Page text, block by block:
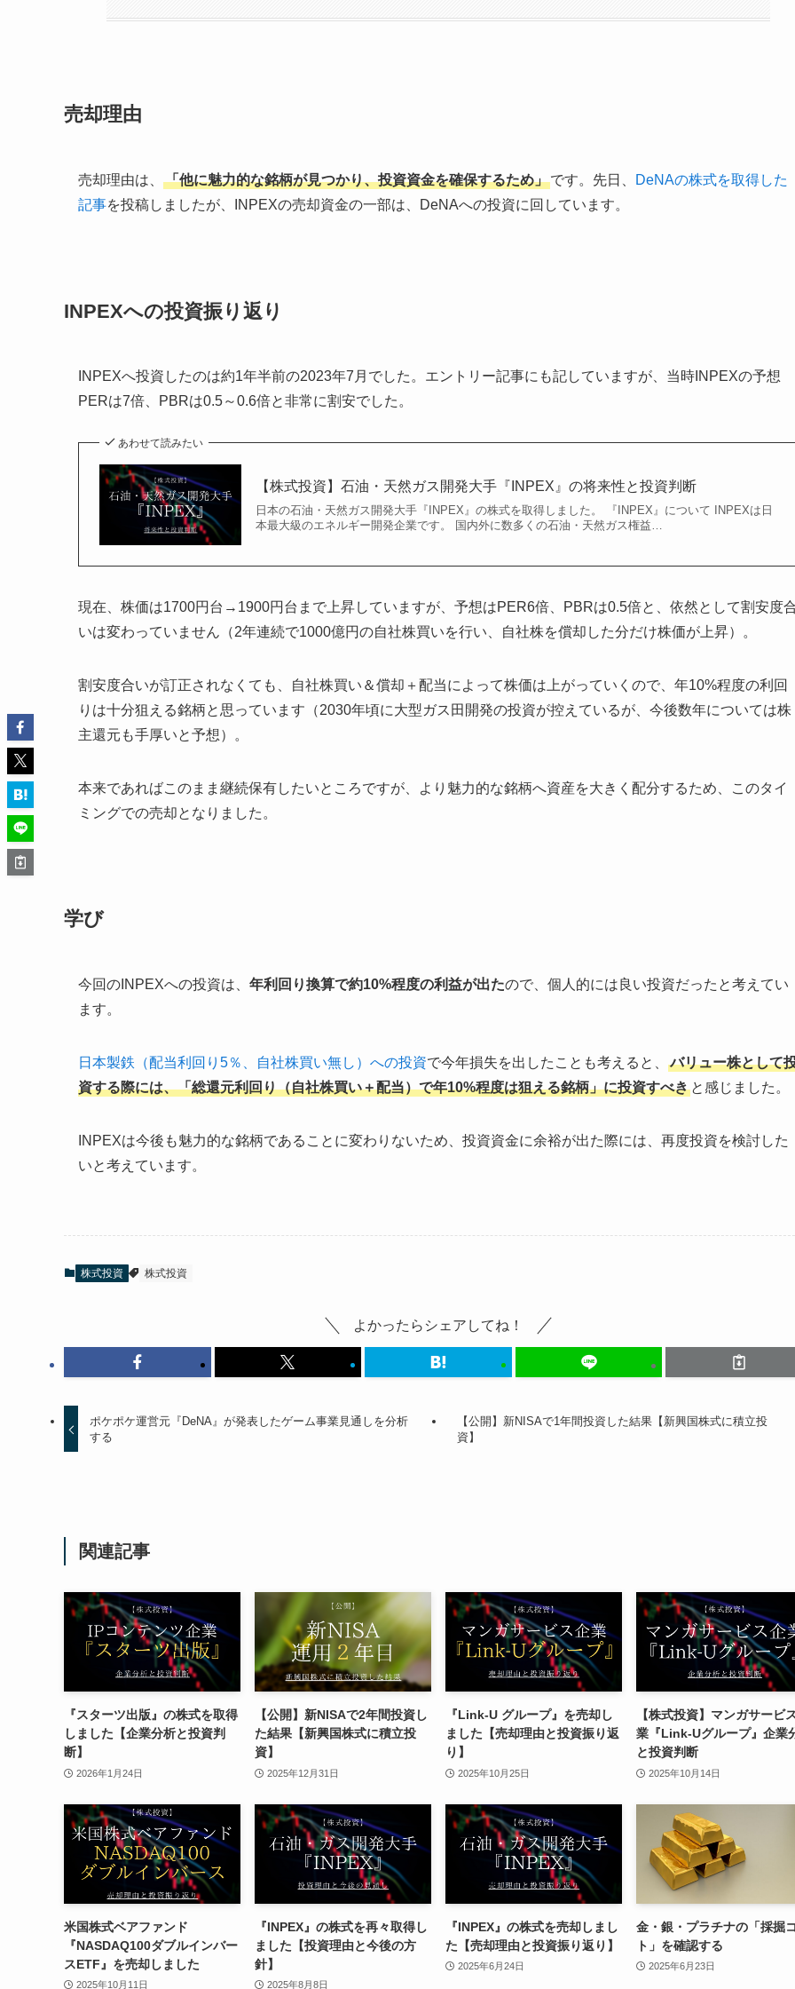
売却理由
売却理由は、 「他に魅力的な銘柄が見つかり、投資資金を確保するため」です。先日、
DeNAの株式を取得した
記事を投稿しましたが、INPEXの売却資金の一部は、DeNAへの投資に回しています。
INPEXへの投資振り返り
INPEXへ投資したのは約1年半前の2023年7月でした。エントリー記事にも記していますが、当時INPEXの予想
PERは7倍、PBRは0.5～0.6倍と非常に割安でした。
あわせて読みたい
【株式投資】石油・天然ガス開発大手『INPEX』の将来性と投資判断
日本の石油・天然ガス開発大手『INPEX』の株式を取得しました。 『INPEX』について INPEXは日
本最大級のエネルギー開発企業です。 国内外に数多くの石油・天然ガス権益…
現在、株価は1700円台→1900円台まで上昇していますが、予想はPER6倍、PBRは0.5倍と、依然として割安度
いは変わっていません（2年連続で1000億円の自社株買いを行い、自社株を償却した分だけ株価が上昇）。
割安度合いが訂正されなくても、自社株買い＆償却＋配当によって株価は上がっていくので、年10%程度の利回
りは十分狙える銘柄と思っています（2030年頃に大型ガス田開発の投資が控えているが、今後数年については株
主還元も手厚いと予想）。
本来であればこのまま継続保有したいところですが、より魅力的な銘柄へ資産を大きく配分するため、このタイ
ミングでの売却となりました。
学び
今回のINPEXへの投資は、 年利回り換算で約10%程度の利益が出たので、個人的には良い投資だったと考えてい
ます。
日本製鉄（配当利回り5％、自社株買い無し）への投資で今年損失を出したことも考えると、
バリュー株として
資する際には、「総還元利回り（自社株買い＋配当）で年10%程度は狙える銘柄」に投資すべき と感じました。
INPEXは今後も魅力的な銘柄であることに変わりないため、投資資金に余裕が出た際には、再度投資を検討した
いと考えています。
株式投資 株式投資
よかったらシェアしてね！
ポケポケ運営元『DeNA』が発表したゲーム事業見通しを分析
する
【公開】新NISAで1年間投資した結果【新興国株式に積立投
資】
関連記事
『スターツ出版』の株式を取得
しました【企業分析と投資判
断】
2026年1月24日
【公開】新NISAで2年間投資し
た結果【新興国株式に積立投
資】
2025年12月31日
『Link-U グループ』を売却し
ました【売却理由と投資振り返
り】
2025年10月25日
【株式投資】マンガサービ
業『Link-Uグループ』企業
と投資判断
2025年10月14日
米国株式ベアファンド
『NASDAQ100ダブルインバー
スETF』を売却しました
2025年10月11日
『INPEX』の株式を再々取得し
ました【投資理由と今後の方
針】
2025年8月8日
『INPEX』の株式を売却しまし
た【売却理由と投資振り返り】
2025年6月24日
金・銀・プラチナの「採掘
ト」を確認する
2025年6月23日